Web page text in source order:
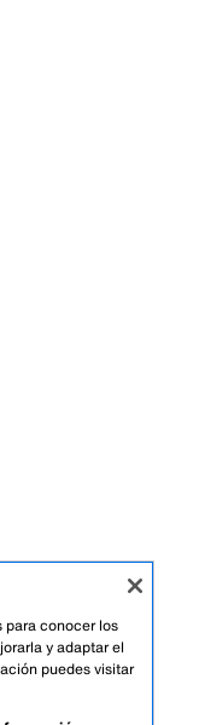
para conocer los
y adaptar el
puedes visitar